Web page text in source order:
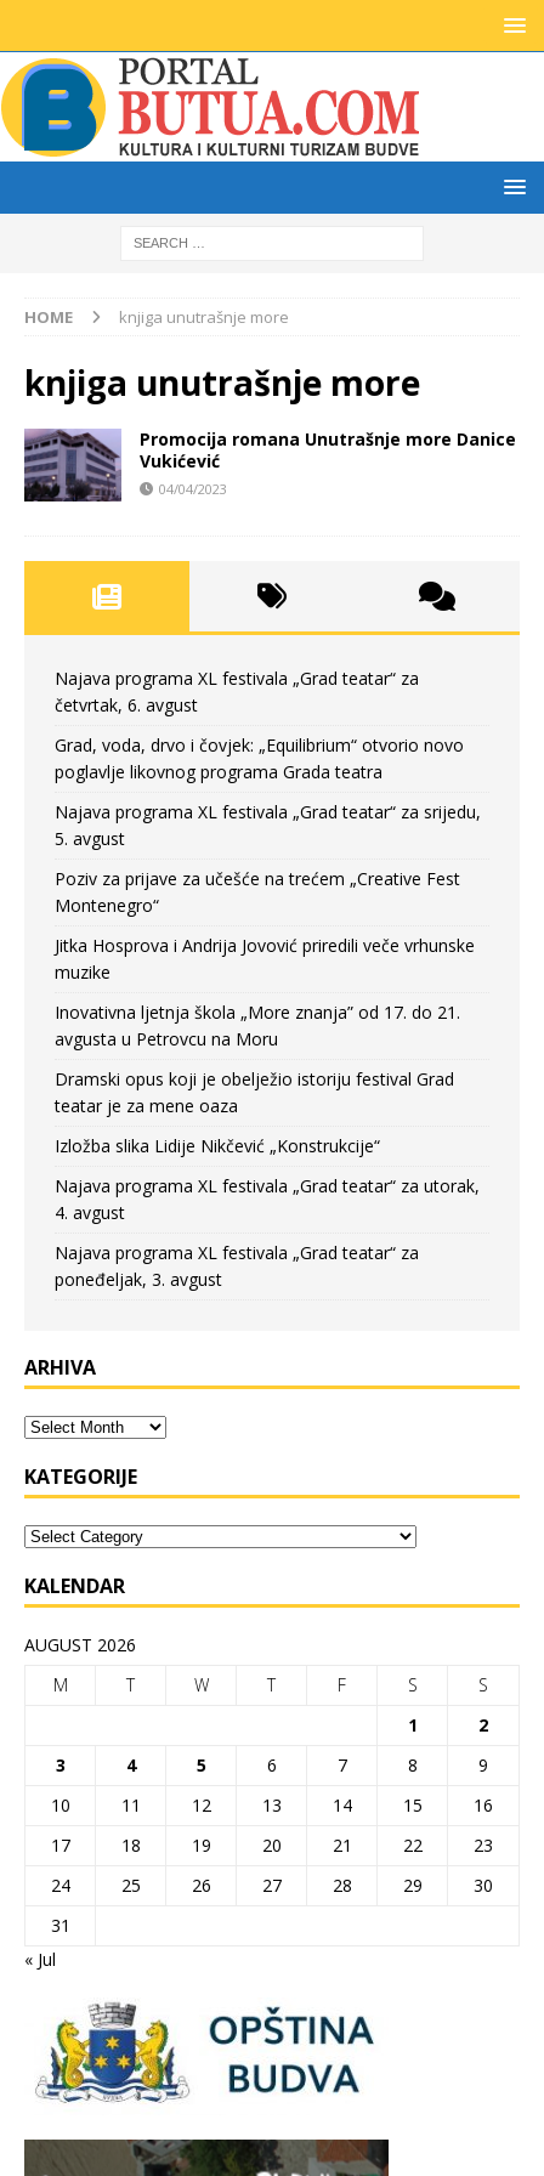
HOME knjiga unutrašnje more
knjiga unutrašnje more
Promocija romana Unutrašnje more Danice
Vukićević
04/04/2023
Najava programa XL festivala „Grad teatar“ za
četvrtak, 6. avgust
Grad, voda, drvo i čovjek: „Equilibrium“ otvorio novo
poglavlje likovnog programa Grada teatra
Najava programa XL festivala „Grad teatar“ za srijedu,
5. avgust
Poziv za prijave za učešće na trećem „Creative Fest
Montenegro“
Jitka Hosprova i Andrija Jovović priredili veče vrhunske
muzike
Inovativna ljetnja škola „More znanja” od 17. do 21.
avgusta u Petrovcu na Moru
Dramski opus koji je obelježio istoriju festival Grad
teatar je za mene oaza
Izložba slika Lidije Nikčević „Konstrukcije“
Najava programa XL festivala „Grad teatar“ za utorak,
4. avgust
Najava programa XL festivala „Grad teatar“ za
poneđeljak, 3. avgust
ARHIVA
KATEGORIJE
KALENDAR
AUGUST 2026
M
T W T F S
S
1
2
3
4 5 6 7 8
9
10
11 12 13 14 15
16
17
18 19 20 21 22
23
24
25 26 27 28 29
30
31
« Jul